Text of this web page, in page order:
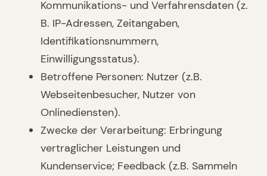
Kommunikations- und Verfahrensdaten (z.
B. IP-Adressen, Zeitangaben,
Identifikationsnummern,
Einwilligungsstatus).
Betroffene Personen: Nutzer (z.B.
Webseitenbesucher, Nutzer von
Onlinediensten).
Zwecke der Verarbeitung: Erbringung
vertraglicher Leistungen und
Kundenservice; Feedback (z.B. Sammeln